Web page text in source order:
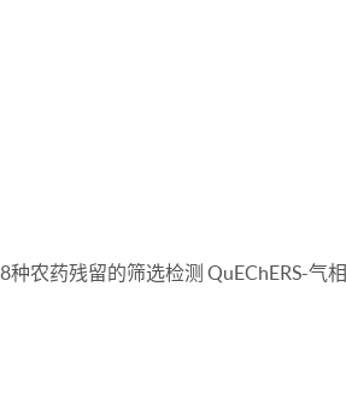
农药残留的筛选检测 QuEChERS-气相